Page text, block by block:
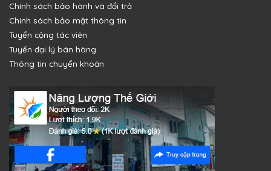
Chính sách bảo hành và đổi trả
Chính sách bảo mật thông tin
Tuyển cộng tác viên
Tuyển đại lý bán hàng
Thông tin chuyển khoản